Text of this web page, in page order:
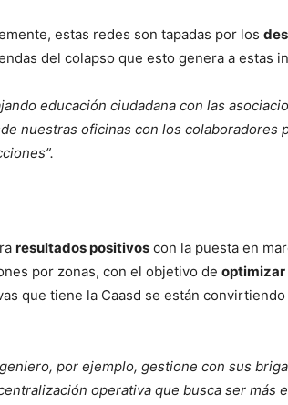
estas redes son tapadas por los
del colapso que esto genera a estas
educación ciudadana con las
nuestras oficinas con los colaboradores
resultados positivos con la puesta en
por zonas, con el objetivo de optimizar
que tiene la Caasd se están
por ejemplo, gestione con sus
operativa que busca ser más